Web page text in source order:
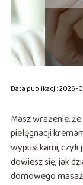
Data publikacji: 2026-
Masz wrażenie,
pielęgnacji
wypustkami, czyli
dowiesz się, jak
domowego